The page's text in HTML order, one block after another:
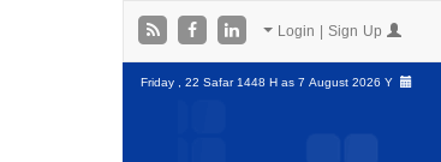
Friday , 22 Safar 1448 H as7 August 2026 Y